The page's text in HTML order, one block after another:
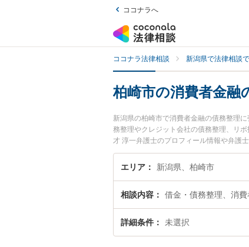
ココナラへ
ココナラ法律相談 新潟県で法律相談
柏崎市の消費者金融
新潟県の柏崎市で消費者金融の債務整理
務整理やクレジット会社の債務整理、リ
才 淳一弁護士のプロフィール情報や弁護
い』『消費者金融の債務整理のトラブル
い』などでお困りの相談者さんにおすすめ
エリア 新潟県、柏崎市
相談内容 借金・債務整理、消費
詳細条件 未選択